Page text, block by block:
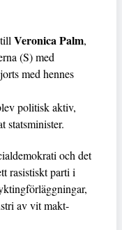
Veronica Palm,
(S) med
med hennes
politisk aktiv,
statsminister.
och det
rasistiskt parti i
av vit makt-